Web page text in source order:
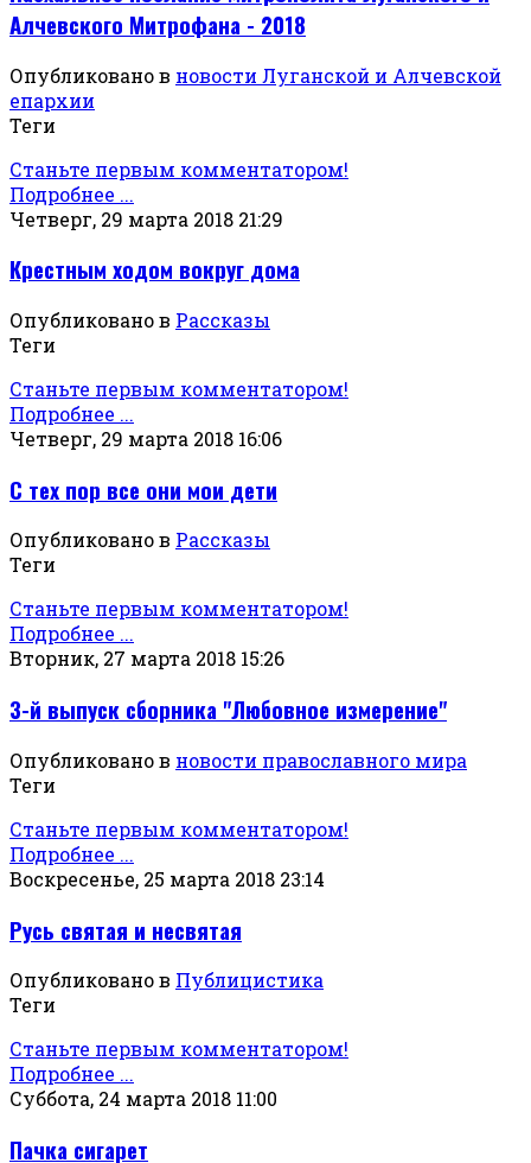
Алчевского Митрофана - 2018
Опубликовано в новости Луганской и Алчевской
епархии
Теги
Станьте первым комментатором!
Подробнее ...
Четверг, 29 марта 2018 21:29
Крестным ходом вокруг дома
Опубликовано в Рассказы
Теги
Станьте первым комментатором!
Подробнее ...
Четверг, 29 марта 2018 16:06
С тех пор все они мои дети
Опубликовано в Рассказы
Теги
Станьте первым комментатором!
Подробнее ...
Вторник, 27 марта 2018 15:26
3-й выпуск сборника "Любовное измерение"
Опубликовано в новости православного мира
Теги
Станьте первым комментатором!
Подробнее ...
Воскресенье, 25 марта 2018 23:14
Русь святая и несвятая
Опубликовано в Публицистика
Теги
Станьте первым комментатором!
Подробнее ...
Суббота, 24 марта 2018 11:00
Пачка сигарет